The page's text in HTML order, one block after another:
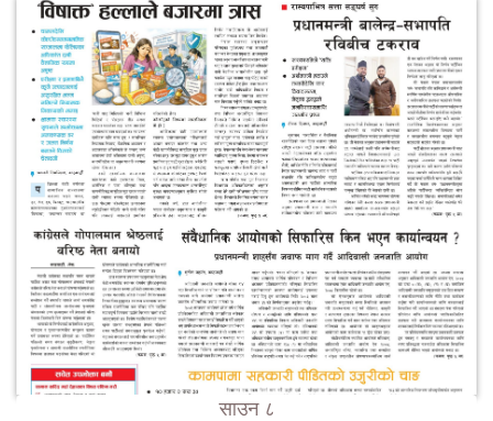
साउन ८